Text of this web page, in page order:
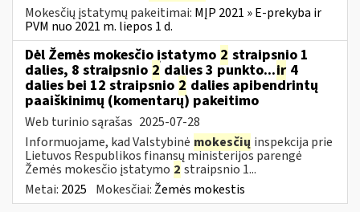
Mokesčių įstatymų pakeitimai: MĮP 2021 » E-prekyba ir
PVM nuo 2021 m. liepos 1 d.
Dėl Žemės mokesčio įstatymo 2 straipsnio 1
dalies, 8 straipsnio 2 dalies 3 punkto...ir 4
dalies bei 12 straipsnio 2 dalies apibendrintų
paaiškinimų (komentarų) pakeitimo
Web turinio sąrašas 2025-07-28
Informuojame, kad Valstybinė mokesčių inspekcija prie
Lietuvos Respublikos finansų ministerijos parengė
Žemės mokesčio įstatymo 2 straipsnio 1...
Metai: 2025 Mokesčiai: Žemės mokestis